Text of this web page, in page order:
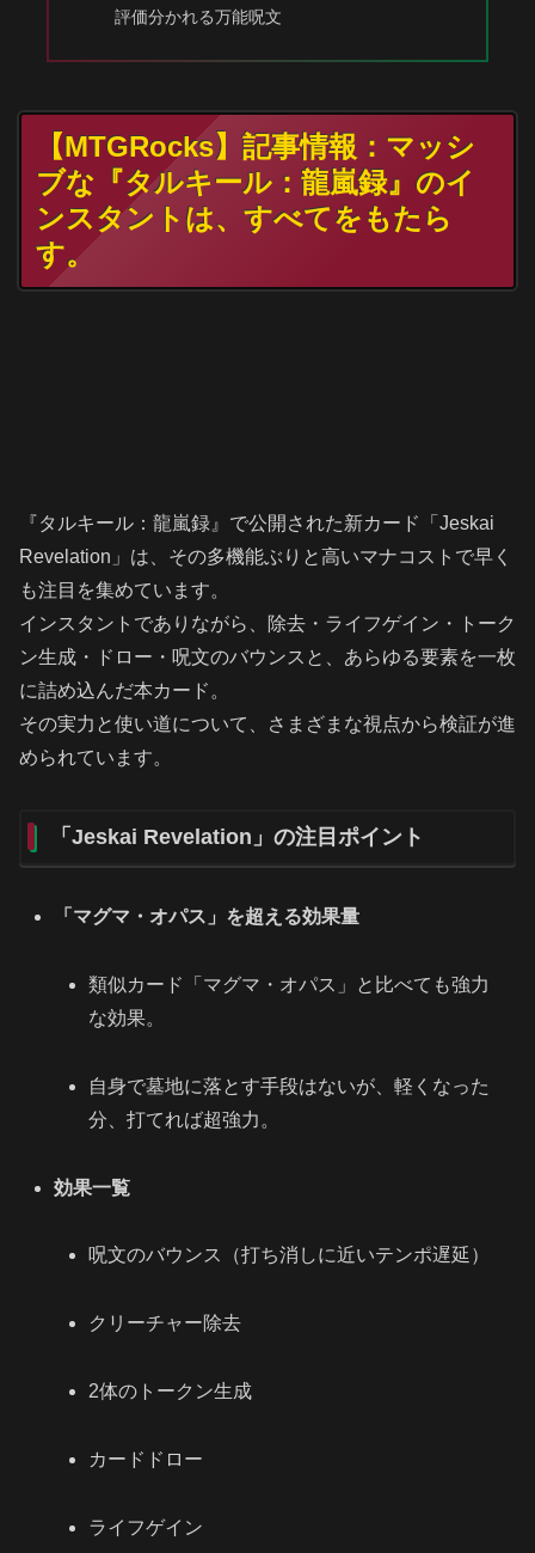
評価分かれる万能呪文
【MTGRocks】記事情報：マッシ
ブな『タルキール：龍嵐録』のイ
ンスタントは、すべてをもたら
す。
『タルキール：龍嵐録』で公開された新カード「Jeskai
Revelation」は、その多機能ぶりと高いマナコストで早く
も注目を集めています。
インスタントでありながら、除去・ライフゲイン・トーク
ン生成・ドロー・呪文のバウンスと、あらゆる要素を一枚
に詰め込んだ本カード。
その実力と使い道について、さまざまな視点から検証が進
められています。
「Jeskai Revelation」の注目ポイント
「マグマ・オパス」を超える効果量
類似カード「マグマ・オパス」と比べても強力
な効果。
自身で墓地に落とす手段はないが、軽くなった
分、打てれば超強力。
効果一覧
呪文のバウンス（打ち消しに近いテンポ遅延）
クリーチャー除去
2体のトークン生成
カードドロー
ライフゲイン